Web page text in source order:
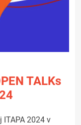
TALKs
ITAPA 2024 v